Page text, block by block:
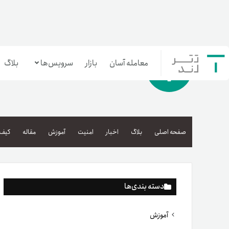
معامله آسان بازار سرویس‌ها
بازار تترلند
سرمایه‌گذاری آسان
بلاگ
صفحه اصلی بلاگ اخبار امنیت آموزش مقاله
دسته بندی‌ها
آموزش